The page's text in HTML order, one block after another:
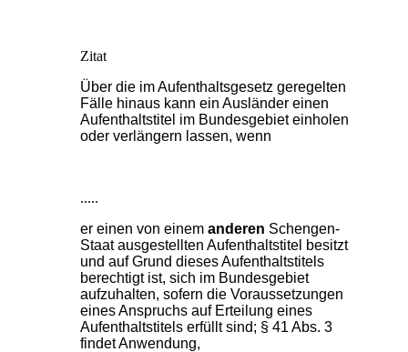
Zitat
Über die im Aufenthaltsgesetz geregelten
Fälle hinaus kann ein Ausländer einen
Aufenthaltstitel im Bundesgebiet einholen
oder verlängern lassen, wenn
.....
er einen von einem anderen Schengen-
Staat ausgestellten Aufenthaltstitel besitzt
und auf Grund dieses Aufenthaltstitels
berechtigt ist, sich im Bundesgebiet
aufzuhalten, sofern die Voraussetzungen
eines Anspruchs auf Erteilung eines
Aufenthaltstitels erfüllt sind; § 41 Abs. 3
findet Anwendung,